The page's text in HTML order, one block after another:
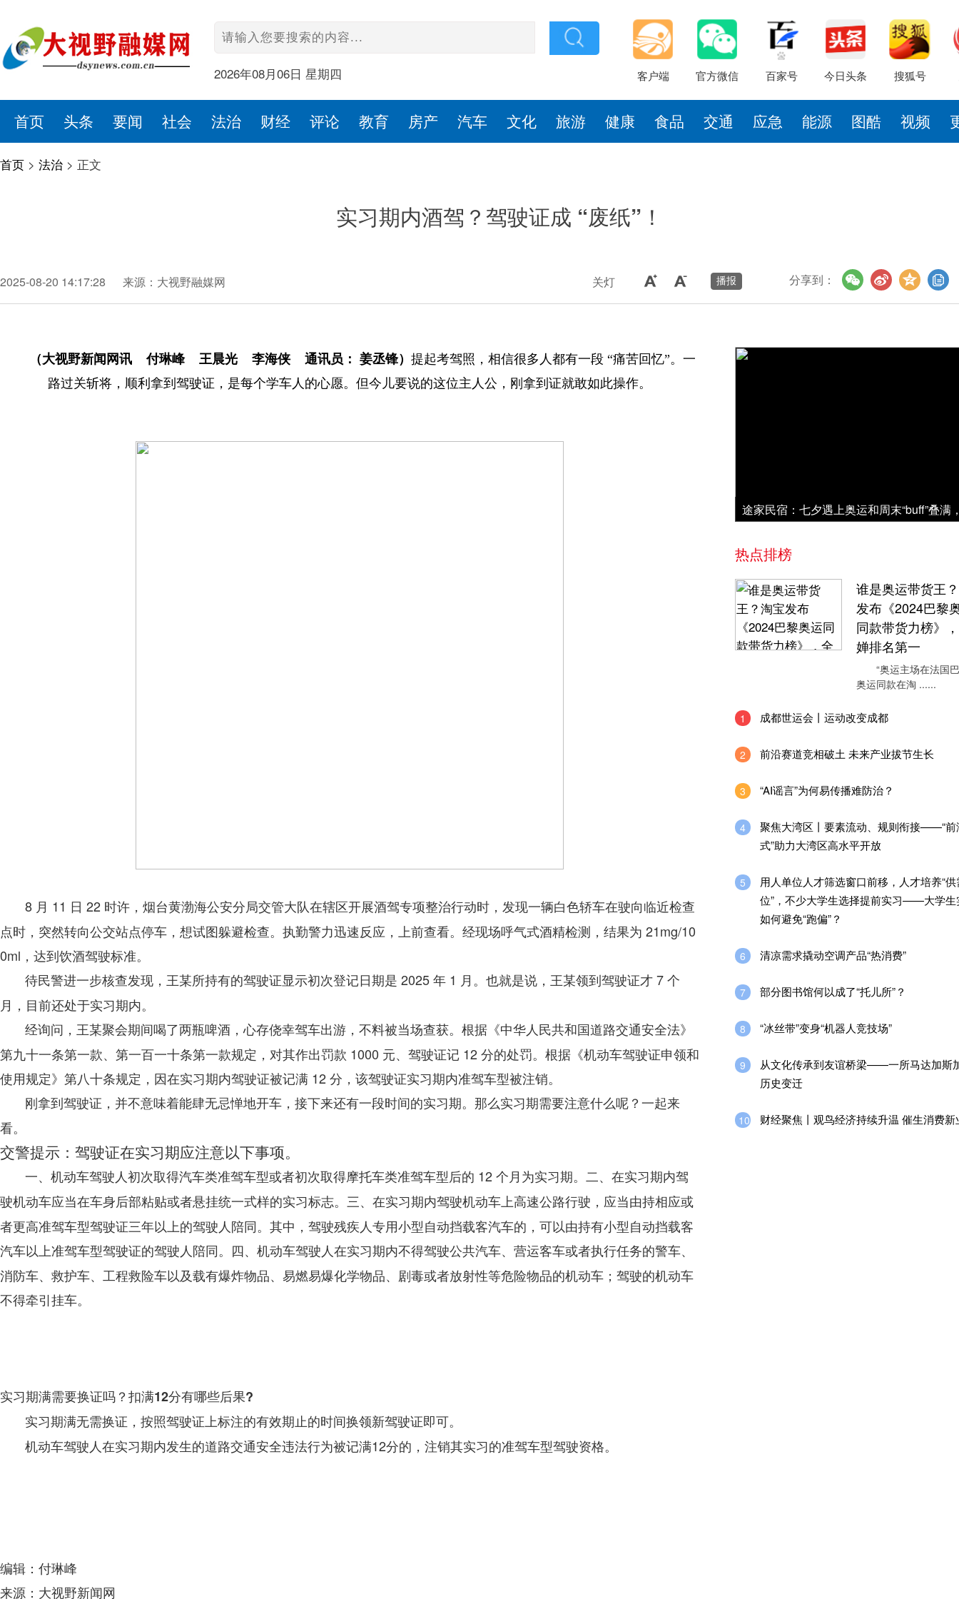
2026年08月06日 星期四 客户端 官方微信 百家号 今日头条 搜狐号
首页 头条 要闻 社会 法治 财经 评论 教育 房产 汽车 文化 旅游 健康 食品 交通 应急 能源 图酷 视频
首页 > 法治 > 正文
实习期内酒驾？驾驶证成 “废纸”！
2025-08-20 14:17:28 来源：大视野融媒网 关灯 分享到：
（大视野新闻网讯 付琳峰 王晨光 李海侠 通讯员： 姜丞锋） 提起考驾照，相信很多人都有一段 “痛苦回忆”。一
路过关斩将，顺利拿到驾驶证，是每个学车人的心愿。但今儿要说的这位主人公，刚拿到证就敢如此操作。
8 月 11 日 22 时许，烟台黄渤海公安分局交管大队在辖区开展酒驾专项整治行动时，发现一辆白色轿车在驶向临近检查
点时，突然转向公交站点停车，想试图躲避检查。执勤警力迅速反应，上前查看。经现场呼气式酒精检测，结果为 21mg/10
0ml，达到饮酒驾驶标准。
待民警进一步核查发现，王某所持有的驾驶证显示初次登记日期是 2025 年 1 月。也就是说，王某领到驾驶证才 7 个
月，目前还处于实习期内。
经询问，王某聚会期间喝了两瓶啤酒，心存侥幸驾车出游，不料被当场查获。根据《中华人民共和国道路交通安全法》
第九十一条第一款、第一百一十条第一款规定，对其作出罚款 1000 元、驾驶证记 12 分的处罚。根据《机动车驾驶证申领和
使用规定》第八十条规定，因在实习期内驾驶证被记满 12 分，该驾驶证实习期内准驾车型被注销。
刚拿到驾驶证，并不意味着能肆无忌惮地开车，接下来还有一段时间的实习期。那么实习期需要注意什么呢？一起来
看。
交警提示： 驾驶证在实习期应注意以下事项。
一、 机动车驾驶人初次取得汽车类准驾车型或者初次取得摩托车类准驾车型后的 12 个月为实习期。 二、 在实习期内驾
驶机动车应当在车身后部粘贴或者悬挂统一式样的实习标志。 三、 在实习期内驾驶机动车上高速公路行驶，应当由持相应或
者更高准驾车型驾驶证三年以上的驾驶人陪同。其中，驾驶残疾人专用小型自动挡载客汽车的，可以由持有小型自动挡载客
汽车以上准驾车型驾驶证的驾驶人陪同。 四、 机动车驾驶人在实习期内不得驾驶公共汽车、营运客车或者执行任务的警车、
消防车、救护车、工程救险车以及载有爆炸物品、易燃易爆化学物品、剧毒或者放射性等危险物品的机动车；驾驶的机动车
不得牵引挂车。
实习期满需要换证吗？扣满12分有哪些后果?
实习期满无需换证，按照驾驶证上标注的有效期止的时间换领新驾驶证即可。
机动车驾驶人在实习期内发生的道路交通安全违法行为被记满12分的，注销其实习的准驾车型驾驶资格。
编辑：付琳峰
来源：大视野新闻网
热点排榜
谁是奥运带货王
发布《2024巴黎
同款带货力榜》
婵排名第一
“奥运主场在法国
奥运同款在淘 ......
1 成都世运会丨运动改变成都
2 前沿赛道竞相破土 未来产业拔节生长
3 “AI谣言”为何易传播难防治？
4
聚焦大湾区丨要素流动、规则衔接——“前
式”助力大湾区高水平开放
5
用人单位人才筛选窗口前移，人才培养“
位”，不少大学生选择提前实习——大学生
如何避免“跑偏”？
6 清凉需求撬动空调产品“热消费”
7 部分图书馆何以成了“托儿所”？
8 “冰丝带”变身“机器人竞技场”
9
从文化传承到友谊桥梁——一所马达加斯
历史变迁
10 财经聚焦丨观鸟经济持续升温 催生消费新